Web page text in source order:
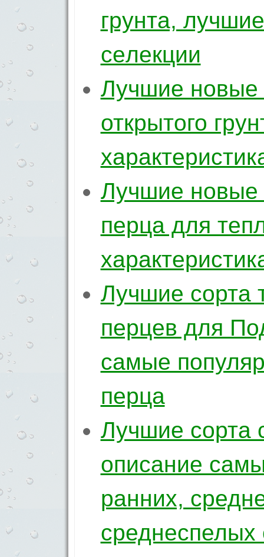
грунта,
ceлeкции
Лучшие новые
открытого
Лучшие новые
перца для
Лучшие сорта
перцев для
самые
перца
Лучшие сорта
описание
ранних,
среднеспелых